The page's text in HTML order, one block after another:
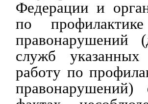
Федерации и
по
правонарушений
служб указанных
работу по